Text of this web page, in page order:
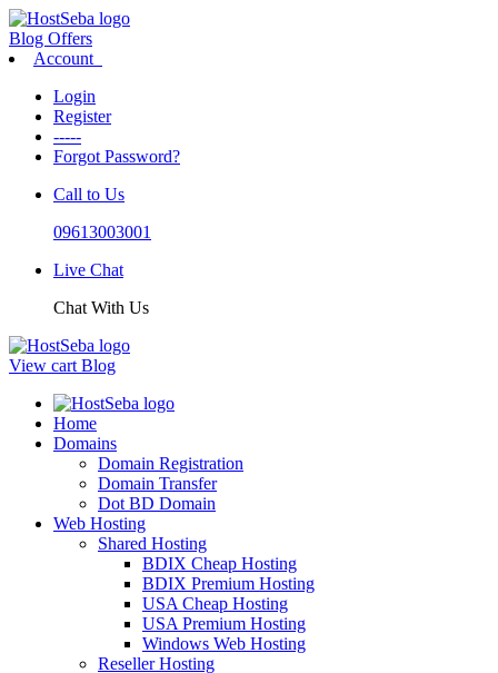
Blog Offers
Account
Login
Register
-----
Forgot Password?
Call to Us
09613003001
Live Chat
Chat With Us
View cart Blog
Home
Domains
Domain Registration
Domain Transfer
Dot BD Domain
Web Hosting
Shared Hosting
BDIX Cheap Hosting
BDIX Premium Hosting
USA Cheap Hosting
USA Premium Hosting
Windows Web Hosting
Reseller Hosting